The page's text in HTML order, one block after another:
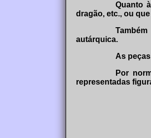
Quanto
dragão, etc., ou
autárquica.
As
Por
representadas